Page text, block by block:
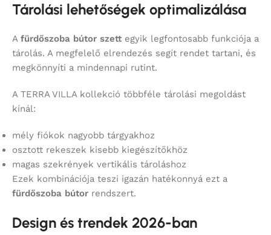
Tárolási lehetőségek optimalizálása
A fürdőszoba bútor szett egyik legfontosabb funkciója a
tárolás. A megfelelő elrendezés segít rendet tartani, és
megkönnyíti a mindennapi rutint.
A TERRA VILLA kollekció többféle tárolási megoldást
kínál:
mély fiókok nagyobb tárgyakhoz
osztott rekeszek kisebb kiegészítőkhöz
magas szekrények vertikális tároláshoz
Ezek kombinációja teszi igazán hatékonnyá ezt a
fürdőszoba bútor rendszert.
Design és trendek 2026-ban